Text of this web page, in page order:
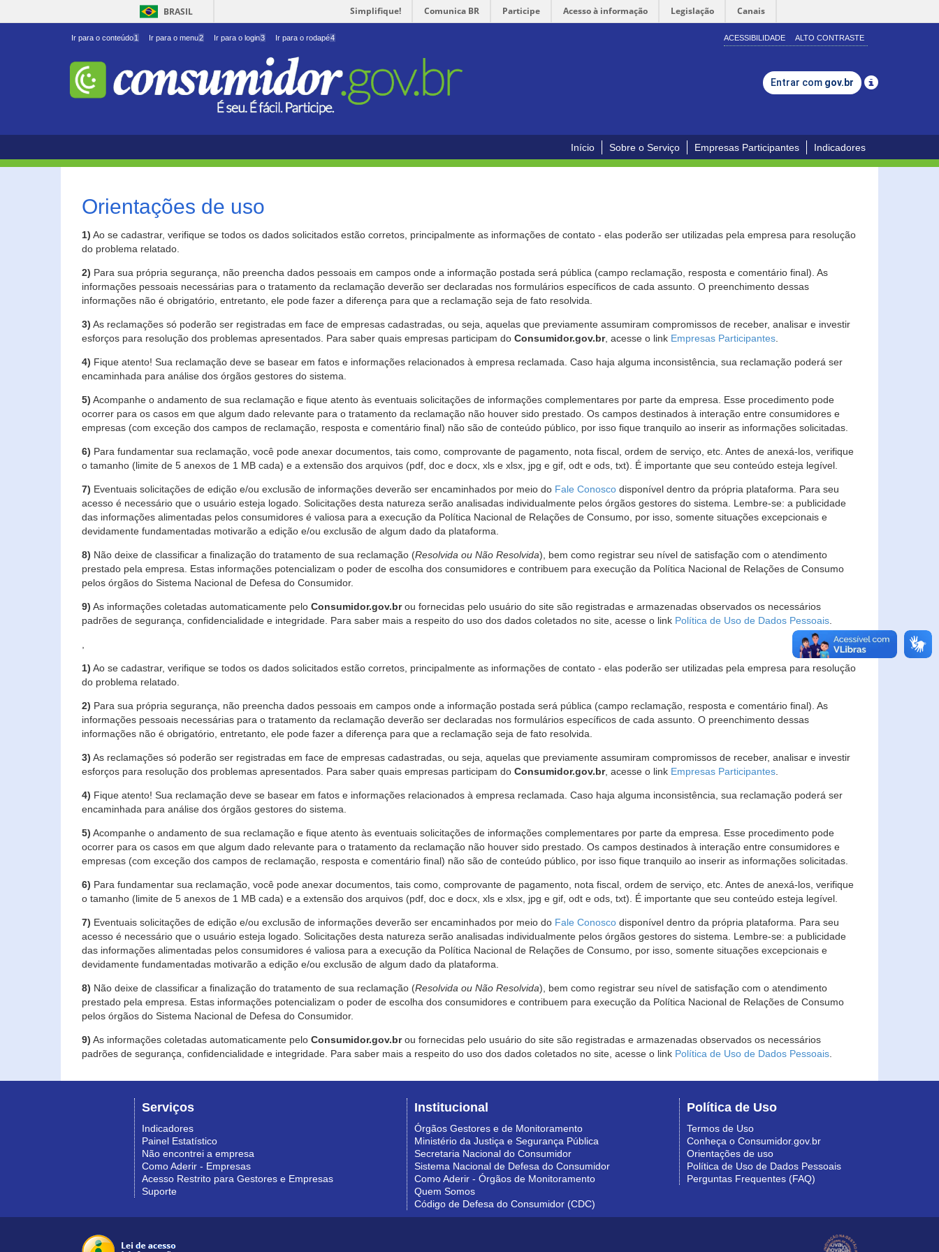
BRASIL Simplifique! Comunica BR Participe Acesso à informação Legislação Canais
Ir para o conteúdo1 Ir para o menu2 Ir para o login3 Ir para o rodapé4 ACESSIBILIDADE ALTO CONTRASTE
Entrar com gov.br
Início Sobre o Serviço Empresas Participantes Indicadores
Orientações de uso
1) Ao se cadastrar, verifique se todos os dados solicitados estão corretos, principalmente as informações de contato - elas poderão ser utilizadas pela empresa para resolução
do problema relatado.
2) Para sua própria segurança, não preencha dados pessoais em campos onde a informação postada será pública (campo reclamação, resposta e comentário final). As
informações pessoais necessárias para o tratamento da reclamação deverão ser declaradas nos formulários específicos de cada assunto. O preenchimento dessas
informações não é obrigatório, entretanto, ele pode fazer a diferença para que a reclamação seja de fato resolvida.
3) As reclamações só poderão ser registradas em face de empresas cadastradas, ou seja, aquelas que previamente assumiram compromissos de receber, analisar e investir
esforços para resolução dos problemas apresentados. Para saber quais empresas participam do Consumidor.gov.br, acesse o link Empresas Participantes
4) Fique atento! Sua reclamação deve se basear em fatos e informações relacionados à empresa reclamada. Caso haja alguma inconsistência, sua reclamação poderá ser
encaminhada para análise dos órgãos gestores do sistema.
5) Acompanhe o andamento de sua reclamação e fique atento às eventuais solicitações de informações complementares por parte da empresa. Esse procedimento pode
ocorrer para os casos em que algum dado relevante para o tratamento da reclamação não houver sido prestado. Os campos destinados à interação entre consumidores e
empresas (com exceção dos campos de reclamação, resposta e comentário final) não são de conteúdo público, por isso fique tranquilo ao inserir as informações solicitadas.
6) Para fundamentar sua reclamação, você pode anexar documentos, tais como, comprovante de pagamento, nota fiscal, ordem de serviço, etc. Antes de anexá-los, verifique
o tamanho (limite de 5 anexos de 1 MB cada) e a extensão dos arquivos (pdf, doc e docx, xls e xlsx, jpg e gif, odt e ods, txt). É importante que seu conteúdo esteja legível.
7) Eventuais solicitações de edição e/ou exclusão de informações deverão ser encaminhados por meio do Fale Conosco disponível dentro da própria plataforma. Para seu
acesso é necessário que o usuário esteja logado. Solicitações desta natureza serão analisadas individualmente pelos órgãos gestores do sistema. Lembre-se: a publicidade
das informações alimentadas pelos consumidores é valiosa para a execução da Política Nacional de Relações de Consumo, por isso, somente situações excepcionais e
devidamente fundamentadas motivarão a edição e/ou exclusão de algum dado da plataforma.
8) Não deixe de classificar a finalização do tratamento de sua reclamação (Resolvida ou Não Resolvida), bem como registrar seu nível de satisfação com o atendimento
prestado pela empresa. Estas informações potencializam o poder de escolha dos consumidores e contribuem para execução da Política Nacional de Relações de Consumo
pelos órgãos do Sistema Nacional de Defesa do Consumidor.
9) As informações coletadas automaticamente pelo Consumidor.gov.brou fornecidas pelo usuário do site são registradas e armazenadas observados os necessários
padrões de segurança, confidencialidade e integridade. Para saber mais a respeito do uso dos dados coletados no site, acesse o link Política de Uso de Dados Pessoais
1) Ao se cadastrar, verifique se todos os dados solicitados estão corretos, principalmente as informações de contato - elas poderão ser utilizadas pela empresa para resolução
do problema relatado.
2) Para sua própria segurança, não preencha dados pessoais em campos onde a informação postada será pública (campo reclamação, resposta e comentário final). As
informações pessoais necessárias para o tratamento da reclamação deverão ser declaradas nos formulários específicos de cada assunto. O preenchimento dessas
informações não é obrigatório, entretanto, ele pode fazer a diferença para que a reclamação seja de fato resolvida.
3) As reclamações só poderão ser registradas em face de empresas cadastradas, ou seja, aquelas que previamente assumiram compromissos de receber, analisar e investir
esforços para resolução dos problemas apresentados. Para saber quais empresas participam do Consumidor.gov.br, acesse o link Empresas Participantes
4) Fique atento! Sua reclamação deve se basear em fatos e informações relacionados à empresa reclamada. Caso haja alguma inconsistência, sua reclamação poderá ser
encaminhada para análise dos órgãos gestores do sistema.
5) Acompanhe o andamento de sua reclamação e fique atento às eventuais solicitações de informações complementares por parte da empresa. Esse procedimento pode
ocorrer para os casos em que algum dado relevante para o tratamento da reclamação não houver sido prestado. Os campos destinados à interação entre consumidores e
empresas (com exceção dos campos de reclamação, resposta e comentário final) não são de conteúdo público, por isso fique tranquilo ao inserir as informações solicitadas.
6) Para fundamentar sua reclamação, você pode anexar documentos, tais como, comprovante de pagamento, nota fiscal, ordem de serviço, etc. Antes de anexá-los, verifique
o tamanho (limite de 5 anexos de 1 MB cada) e a extensão dos arquivos (pdf, doc e docx, xls e xlsx, jpg e gif, odt e ods, txt). É importante que seu conteúdo esteja legível.
7) Eventuais solicitações de edição e/ou exclusão de informações deverão ser encaminhados por meio do Fale Conosco disponível dentro da própria plataforma. Para seu
acesso é necessário que o usuário esteja logado. Solicitações desta natureza serão analisadas individualmente pelos órgãos gestores do sistema. Lembre-se: a publicidade
das informações alimentadas pelos consumidores é valiosa para a execução da Política Nacional de Relações de Consumo, por isso, somente situações excepcionais e
devidamente fundamentadas motivarão a edição e/ou exclusão de algum dado da plataforma.
8) Não deixe de classificar a finalização do tratamento de sua reclamação (Resolvida ou Não Resolvida), bem como registrar seu nível de satisfação com o atendimento
prestado pela empresa. Estas informações potencializam o poder de escolha dos consumidores e contribuem para execução da Política Nacional de Relações de Consumo
pelos órgãos do Sistema Nacional de Defesa do Consumidor.
9) As informações coletadas automaticamente pelo Consumidor.gov.brou fornecidas pelo usuário do site são registradas e armazenadas observados os necessários
padrões de segurança, confidencialidade e integridade. Para saber mais a respeito do uso dos dados coletados no site, acesse o link Política de Uso de Dados Pessoais
Serviços
Indicadores
Painel Estatístico
Não encontrei a empresa
Como Aderir - Empresas
Acesso Restrito para Gestores e Empresas
Suporte
Institucional
Órgãos Gestores e de Monitoramento
Ministério da Justiça e Segurança Pública
Secretaria Nacional do Consumidor
Sistema Nacional de Defesa do Consumidor
Como Aderir - Órgãos de Monitoramento
Quem Somos
Código de Defesa do Consumidor (CDC)
Política de Uso
Termos de Uso
Conheça o Consumidor.gov.br
Orientações de uso
Política de Uso de Dados Pessoais
Perguntas Frequentes (FAQ)